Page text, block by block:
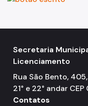
Secretaria
Licenciamento
Rua São Bento, 405,
21° e 22° andar
Contatos